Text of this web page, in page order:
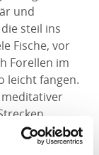
und
steil ins
Fische, vor
Forellen im
leicht fangen.
meditativer
Menschen